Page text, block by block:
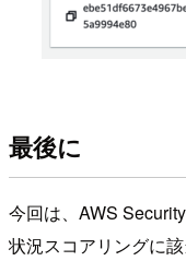
最後に
今回は、AWS
状況スコアリングに